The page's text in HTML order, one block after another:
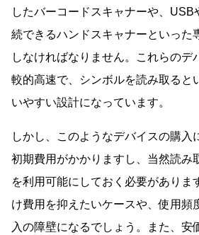
したバーコードスキャナーや、
続できるハンドスキャナーといった
しなければなりません。これらのデ
較的高速で、シンボルを読み取ると
いやすい設計になっています。
しかし、このようなデバイスの購入
初期費用がかかりますし、当然読み
を利用可能にしておく必要がありま
け費用を抑えたいケースや、使用頻
入の障壁になるでしょう。また、安